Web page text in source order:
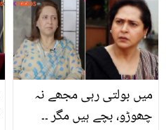
صبا فیصل کو کیسے
پیغامات آتے ہیں؟ دلچسپ
قصے سنا دیئے
میں بولتی رہی مجھے نہ
چھوڑو، بچے ہیں مگر ۔۔